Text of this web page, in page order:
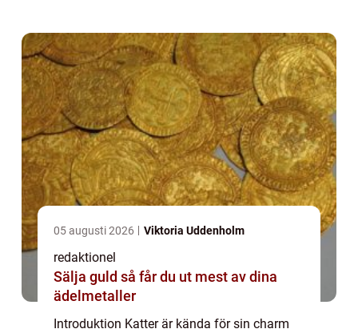
05 augusti 2026 Viktoria Uddenholm
redaktionel
Sälja guld så får du ut mest av dina
ädelmetaller
Introduktion Katter är kända för sin charm